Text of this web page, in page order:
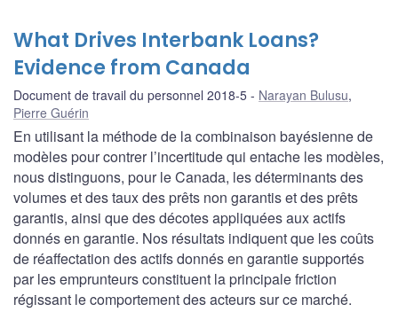
What Drives Interbank Loans?
Evidence from Canada
Document de travail du personnel 2018-5 Narayan Bulusu,
Pierre Guérin
En utilisant la méthode de la combinaison bayésienne de
modèles pour contrer l’incertitude qui entache les modèles,
nous distinguons, pour le Canada, les déterminants des
volumes et des taux des prêts non garantis et des prêts
garantis, ainsi que des décotes appliquées aux actifs
donnés en garantie. Nos résultats indiquent que les coûts
de réaffectation des actifs donnés en garantie supportés
par les emprunteurs constituent la principale friction
régissant le comportement des acteurs sur ce marché.